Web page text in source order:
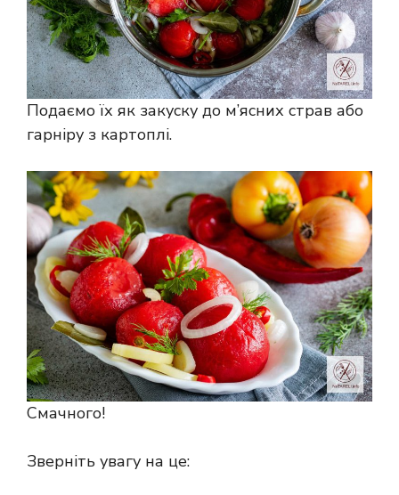
Подаємо їх як закуску до м’ясних страв або
гарніру з картоплі.
Смачного!
Зверніть увагу на це: